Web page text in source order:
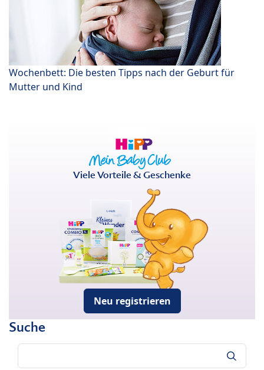
Wochenbett: Die besten Tipps nach der Geburt für
Mutter und Kind
Viele Vorteile & Geschenke
Neu registrieren
Suche